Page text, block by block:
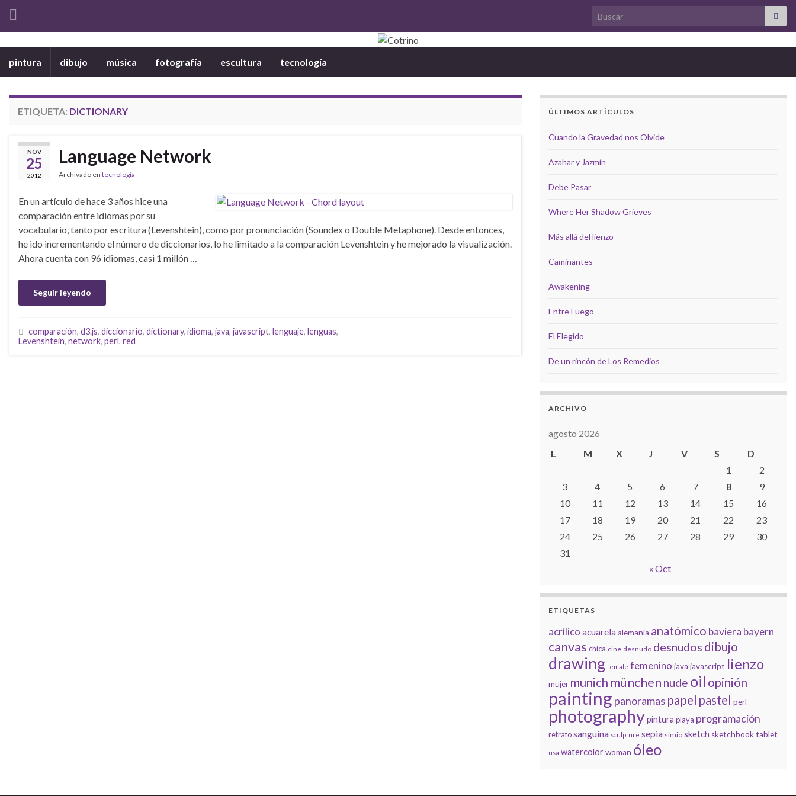
Search for:
pintura dibujo música fotografía escultura tecnología
ETIQUETA: DICTIONARY
NOV
25
2012
Language Network
Archivado en tecnología
En un artículo de hace 3 años hice una
comparación entre idiomas por su
vocabulario, tanto por escritura (Levenshtein), como por pronunciación (Soundex o Double Metaphone). Desde entonces,
he ido incrementando el número de diccionarios, lo he limitado a la comparación Levenshtein y he mejorado la visualización.
Ahora cuenta con 96 idiomas, casi 1 millón …
Seguir leyendo
comparación, d3.js, diccionario, dictionary, idioma, java, javascript, lenguaje, lenguas,
Levenshtein, network, perl, red
ÚLTIMOS ARTÍCULOS
Cuando la Gravedad nos Olvide
Azahar y Jazmín
Debe Pasar
Where Her Shadow Grieves
Más allá del lienzo
Caminantes
Awakening
Entre Fuego
El Elegido
De un rincón de Los Remedios
ARCHIVO
agosto 2026
L
M X J V S
D
1
2
3
4 5 6 7 8
9
10
11 12 13 14 15
16
17
18 19 20 21 22
23
24
25 26 27 28 29
30
31
« Oct
ETIQUETAS
acrílico acuarela alemania anatómico baviera bayern
canvas chica cine desnudo desnudos dibujo
drawing female femenino java javascript lienzo
mujer munich münchen nude oil opinión
painting panoramas papel pastel perl
photographypintura playa programación
retratosanguina sculpture sepia simio sketch sketchbooktablet
usa watercolorwoman óleo